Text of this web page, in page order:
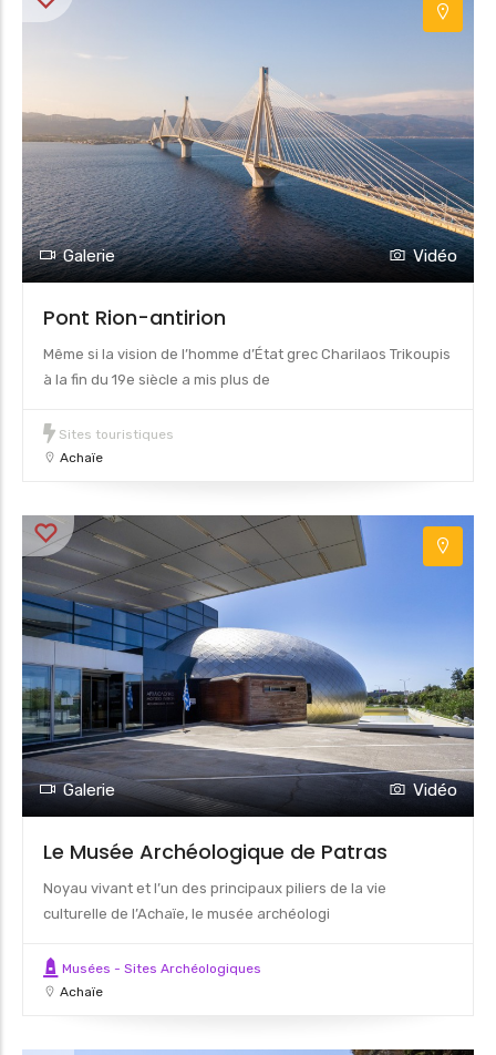
Galerie Vidéo
Pont Rion-antirion
Même si la vision de l’homme d’État grec Charilaos Trikoupis
à la fin du 19e siècle a mis plus de
Sites touristiques
Achaïe
Galerie Vidéo
Le Musée Archéologique de Patras
Noyau vivant et l’un des principaux piliers de la vie
culturelle de l’Achaïe, le musée archéologi
Musées - Sites Archéologiques
Achaïe
2
3